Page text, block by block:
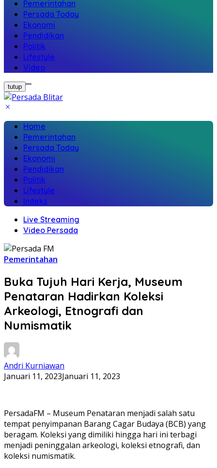
Pemerintahan
Persada Today
Ekonomi
Pendidikan
Politik
Lifestyle
Video
tutup ""
Home
Pemerintahan
Persada Today
Ekonomi
Pendidikan
Politik
Lifestyle
Indeks
Live Streaming
Video Persada
Pemerintahan
Buka Tujuh Hari Kerja, Museum
Penataran Hadirkan Koleksi
Arkeologi, Etnografi dan
Numismatik
Andri Kurniawan
Januari 11, 2023Januari 11, 2023
PersadaFM – Museum Penataran menjadi salah satu
tempat penyimpanan Barang Cagar Budaya (BCB) yang
beragam. Koleksi yang dimiliki hingga hari ini terbagi
menjadi peninggalan arkeologi, koleksi etnografi, dan
koleksi numismatik.